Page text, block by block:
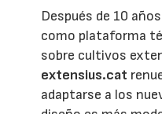
Después de 10
como plataforma
sobre cultivos
extensius.cat
adaptarse a los